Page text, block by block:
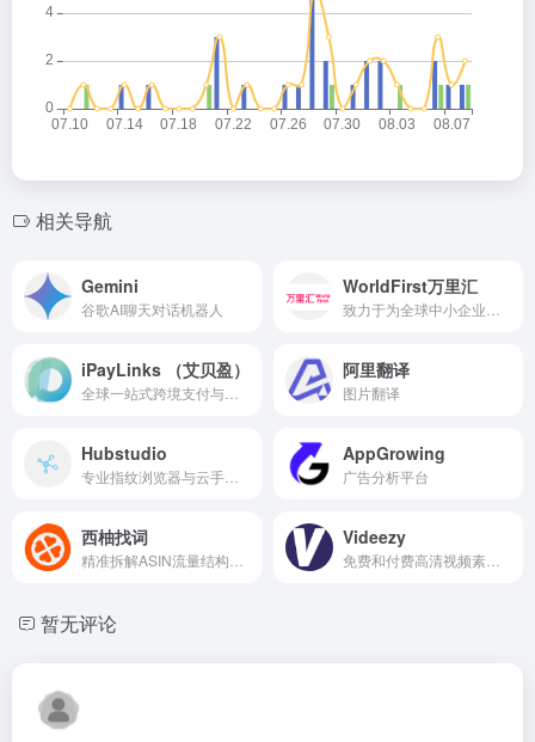
相关导航
Gemini
谷歌AI聊天对话机器人
WorldFirst万里汇
iPayLinks （艾贝盈） 阿里翻译
图片翻译
Hubstudio AppGrowing
广告分析平台
西柚找词 Videezy
暂无评论